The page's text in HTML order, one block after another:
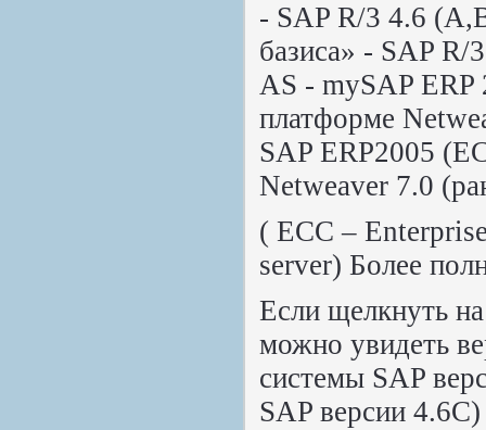
- SAP R/3 4.6
базиса» - SAP R/
AS - mySAP ERP
платформе
SAP ERP2005
Netweaver 7.0
( ECC –
server) Более
Если щелкнуть
можно увидеть
системы SAP
SAP версии 4.6С)